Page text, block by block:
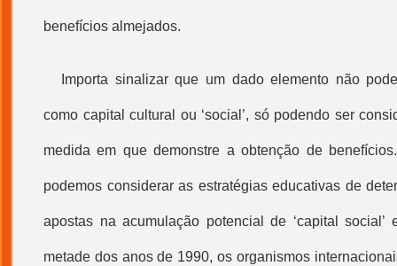
benefícios almejados.
Importa sinalizar que um dado elemento não
como capital cultural ou ‘social’, só podendo ser
medida em que demonstre a obtenção de
podemos considerar as estratégias educativas de
apostas na acumulação potencial de ‘capital social ’
metade dos anos de 1990, os organismos